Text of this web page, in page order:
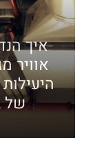
איך
אוויר
של